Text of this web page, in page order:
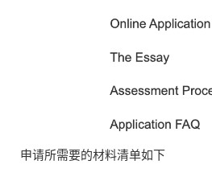
申请所需要的材料清单如下